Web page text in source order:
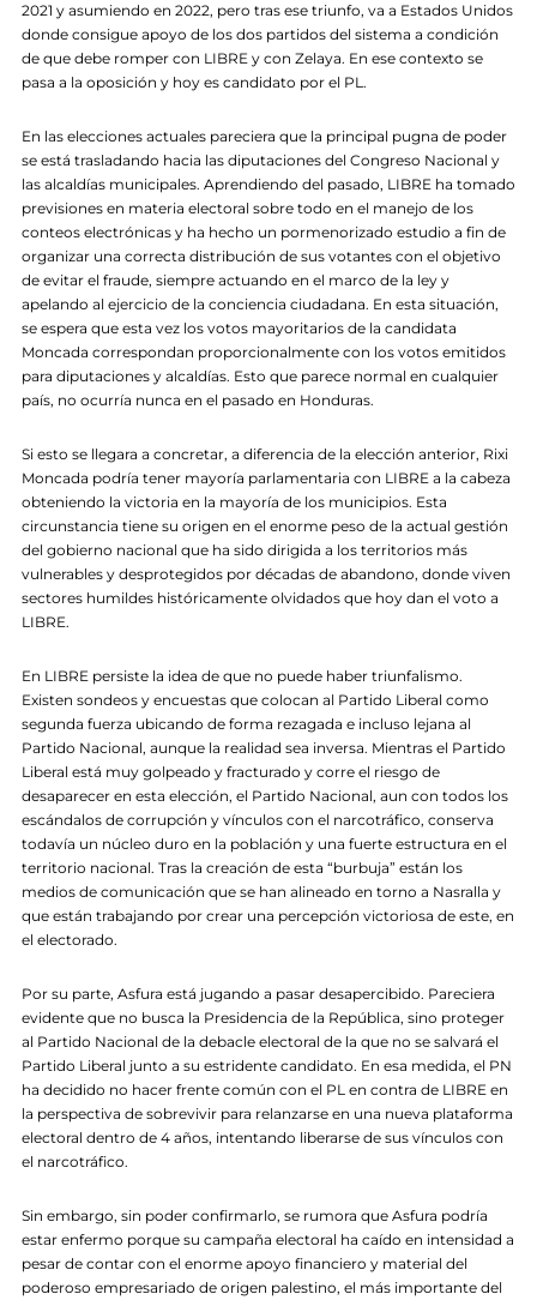
2021 y asumiendo en 2022, pero tras ese triunfo, va a Estados Unidos
donde consigue apoyo de los dos partidos del sistema a condición
de que debe romper con LIBRE y con Zelaya. En ese contexto se
pasa a la oposición y hoy es candidato por el PL.
En las elecciones actuales pareciera que la principal pugna de poder
se está trasladando hacia las diputaciones del Congreso Nacional y
las alcaldías municipales. Aprendiendo del pasado, LIBRE ha tomado
previsiones en materia electoral sobre todo en el manejo de los
conteos electrónicas y ha hecho un pormenorizado estudio a fin de
organizar una correcta distribución de sus votantes con el objetivo
de evitar el fraude, siempre actuando en el marco de la ley y
apelando al ejercicio de la conciencia ciudadana. En esta situación,
se espera que esta vez los votos mayoritarios de la candidata
Moncada correspondan proporcionalmente con los votos emitidos
para diputaciones y alcaldías. Esto que parece normal en cualquier
país, no ocurría nunca en el pasado en Honduras.
Si esto se llegara a concretar, a diferencia de la elección anterior, Rixi
Moncada podría tener mayoría parlamentaria con LIBRE a la cabeza
obteniendo la victoria en la mayoría de los municipios. Esta
circunstancia tiene su origen en el enorme peso de la actual gestión
del gobierno nacional que ha sido dirigida a los territorios más
vulnerables y desprotegidos por décadas de abandono, donde viven
sectores humildes históricamente olvidados que hoy dan el voto a
LIBRE.
En LIBRE persiste la idea de que no puede haber triunfalismo.
Existen sondeos y encuestas que colocan al Partido Liberal como
segunda fuerza ubicando de forma rezagada e incluso lejana al
Partido Nacional, aunque la realidad sea inversa. Mientras el Partido
Liberal está muy golpeado y fracturado y corre el riesgo de
desaparecer en esta elección, el Partido Nacional, aun con todos los
escándalos de corrupción y vínculos con el narcotráfico, conserva
todavía un núcleo duro en la población y una fuerte estructura en el
territorio nacional. Tras la creación de esta “burbuja” están los
medios de comunicación que se han alineado en torno a Nasralla y
que están trabajando por crear una percepción victoriosa de este, en
el electorado.
Por su parte, Asfura está jugando a pasar desapercibido. Pareciera
evidente que no busca la Presidencia de la República, sino proteger
al Partido Nacional de la debacle electoral de la que no se salvará el
Partido Liberal junto a su estridente candidato. En esa medida, el PN
ha decidido no hacer frente común con el PL en contra de LIBRE en
la perspectiva de sobrevivir para relanzarse en una nueva plataforma
electoral dentro de 4 años, intentando liberarse de sus vínculos con
el narcotráfico.
Sin embargo, sin poder confirmarlo, se rumora que Asfura podría
estar enfermo porque su campaña electoral ha caído en intensidad a
pesar de contar con el enorme apoyo financiero y material del
poderoso empresariado de origen palestino, el más importante del